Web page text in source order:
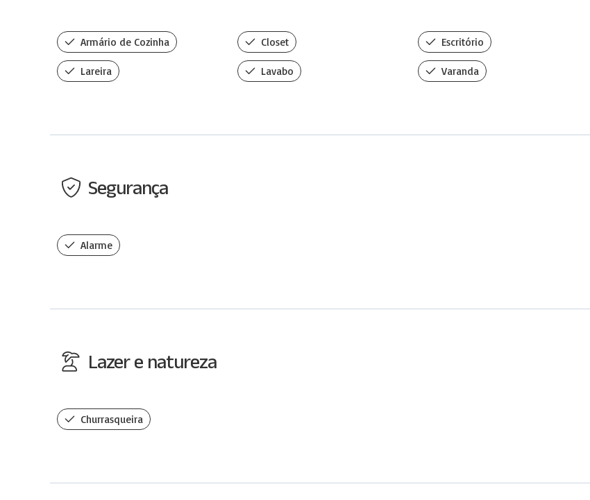
Armário de Cozinha Closet Escritório
Lareira Lavabo Varanda
Segurança
Alarme
Lazer e natureza
Churrasqueira